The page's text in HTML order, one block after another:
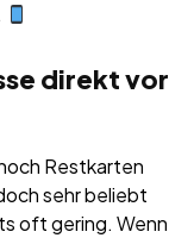
direkt vor
Restkarten
sehr beliebt
oft gering. Wenn